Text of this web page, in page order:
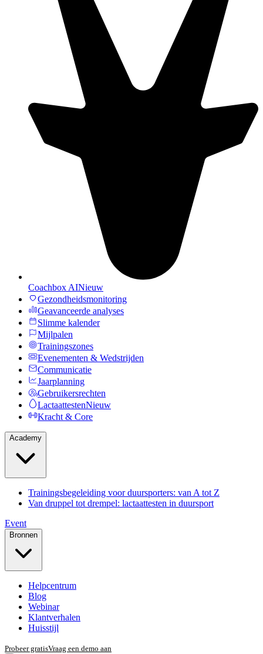
Coachbox AINieuw
Gezondheidsmonitoring
Geavanceerde analyses
Slimme kalender
Mijlpalen
Trainingszones
Evenementen & Wedstrijden
Communicatie
Jaarplanning
Gebruikersrechten
LactaattestenNieuw
Kracht & Core
Academy
Trainingsbegeleiding voor duursporters: van A tot Z
Van druppel tot drempel: lactaattesten in duursport
Event
Bronnen
Helpcentrum
Blog
Webinar
Klantverhalen
Huisstijl
Probeer gratisVraag een demo aan